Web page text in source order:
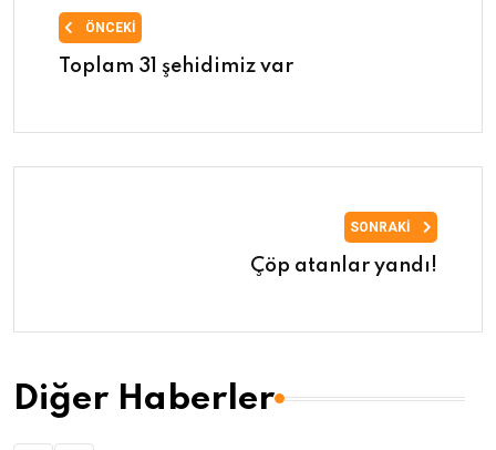
ÖNCEKI
Toplam 31 şehidimiz var
SONRAKI
Çöp atanlar yandı!
Diğer Haberler